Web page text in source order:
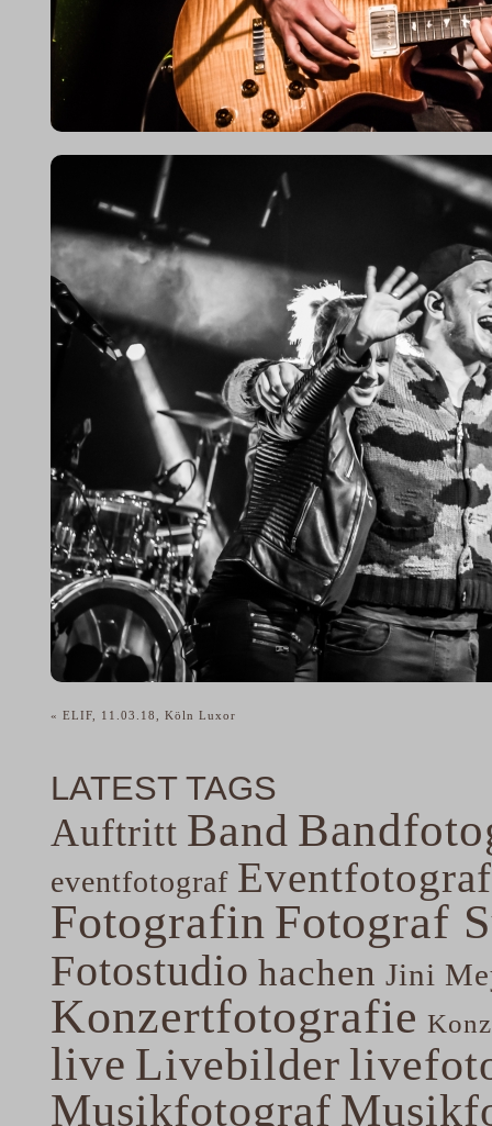
« ELIF, 11.03.18, Köln Luxor
LATEST TAGS
Auftritt Band
eventfotograf
Fotografin Fotograf
Fotostudio hachen Jini
Konzertfotografie
live Livebilder
Musikfotograf